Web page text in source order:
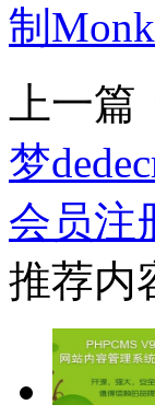
制
上一篇
梦
会员注
推荐内